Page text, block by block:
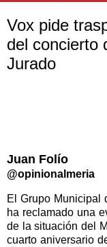
Vox pide
del concierto
Jurado
Juan Folío
@opinionalmeria
El Grupo Municipal
ha reclamado una
de la situación del
cuarto aniversario